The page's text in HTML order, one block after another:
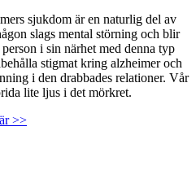
sjukdom är en naturlig del av
slags mental störning och blir
i sin närhet med denna typ
stigmat kring alzheimer och
i den drabbades relationer. Vår
lite ljus i det mörkret.
>>